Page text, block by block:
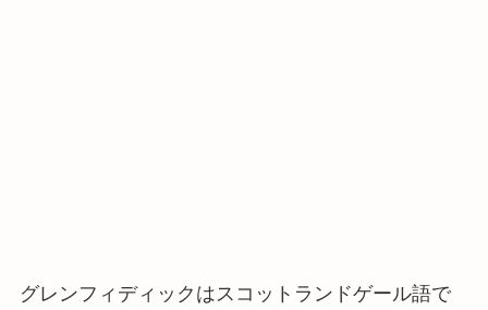
グレンフィディックはスコットランドゲール語で